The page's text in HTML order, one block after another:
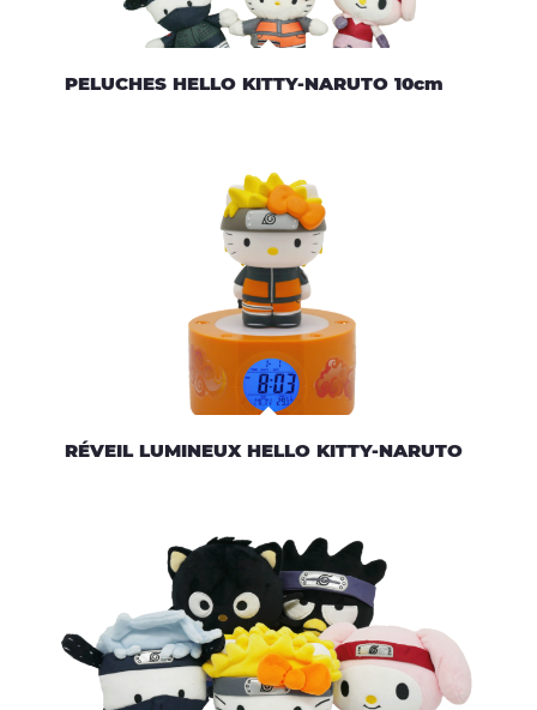
PELUCHES HELLO KITTY-NARUTO 10cm
RÉVEIL LUMINEUX HELLO KITTY-NARUTO